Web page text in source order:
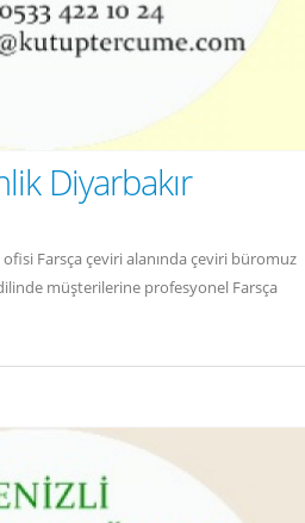
Diyarbakır
Farsça çeviri alanında çeviri büromuz
müşterilerine profesyonel Farsça